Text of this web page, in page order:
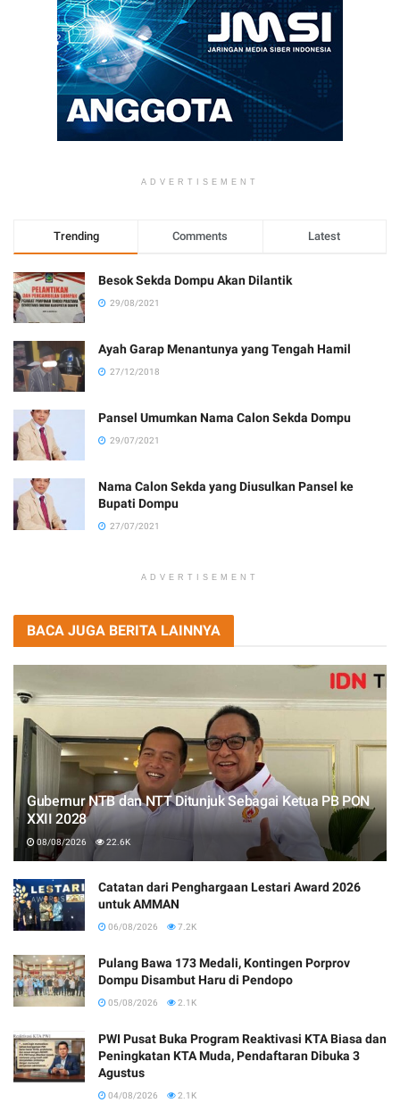
ADVERTISEMENT
Trending Comments Latest
Besok Sekda Dompu Akan Dilantik
29/08/2021
Ayah Garap Menantunya yang Tengah Hamil
27/12/2018
Pansel Umumkan Nama Calon Sekda Dompu
29/07/2021
Nama Calon Sekda yang Diusulkan Pansel ke
Bupati Dompu
27/07/2021
ADVERTISEMENT
BACA JUGA BERITA LAINNYA
Gubernur NTB dan NTT Ditunjuk Sebagai Ketua PB PON
XXII 2028
08/08/2026 22.6K
Catatan dari Penghargaan Lestari Award 2026
untuk AMMAN
06/08/2026 7.2K
Pulang Bawa 173 Medali, Kontingen Porprov
Dompu Disambut Haru di Pendopo
05/08/2026 2.1K
PWI Pusat Buka Program Reaktivasi KTA Biasa dan
Peningkatan KTA Muda, Pendaftaran Dibuka 3
Agustus
04/08/2026 2.1K